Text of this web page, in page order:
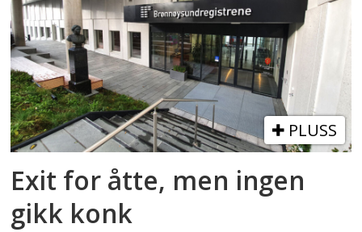
PLUSS
Exit for åtte, men ingen
gikk konk